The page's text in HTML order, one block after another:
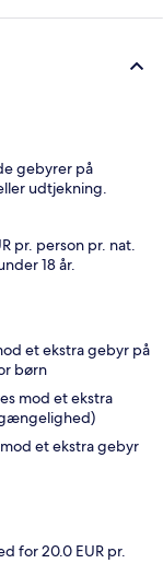
gebyrer på
udtjekning.
pr. person pr. nat.
18 år.
et ekstra gebyr på
børn
mod et ekstra
et ekstra gebyr
for 20.0 EUR pr.